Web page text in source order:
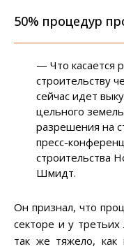
50% процедур
— Что касается
строительству
сейчас идет
цельного
разрешения на
пресс-
строительства
Шмидт.
Он признал, что
секторе и у
так же тяжело, как